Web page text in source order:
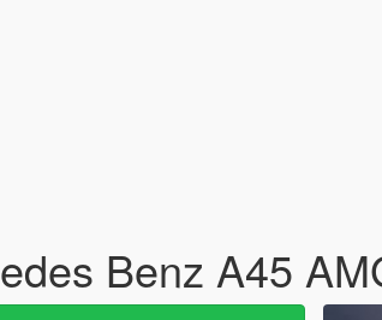
Benz A45